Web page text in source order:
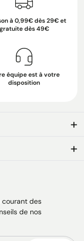
à 0,99€ dès 29€ et
gratuite dès 49€
équipe est à votre
disposition
courant des
de nos